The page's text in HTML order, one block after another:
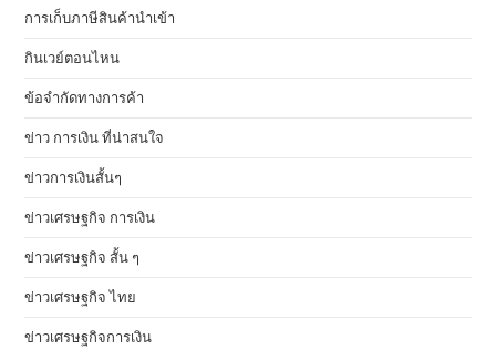
การเก็บภาษีสินค้านำเข้า
กินเวย์ตอนไหน
ข้อจำกัดทางการค้า
ข่าว การเงิน ที่น่าสนใจ
ข่าวการเงินสั้นๆ
ข่าวเศรษฐกิจ การเงิน
ข่าวเศรษฐกิจ สั้น ๆ
ข่าวเศรษฐกิจ ไทย
ข่าวเศรษฐกิจการเงิน